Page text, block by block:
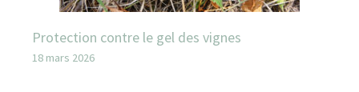
Protection contre le gel des vignes
18 mars 2026